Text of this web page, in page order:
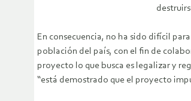
En consecuencia, no ha sido difícil
población del país, con el fin de
proyecto lo que busca es legalizar y
“está demostrado que el proyecto